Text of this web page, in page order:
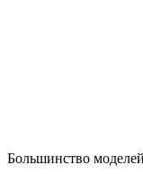
Большинство